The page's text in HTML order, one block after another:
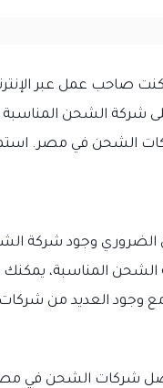
عمل عبر الإنترنت،
شركة الشحن
الشحن في مصر. استمر
الضروري وجود شركة
المناسبة، يمكنك
وجود العديد من
شركات الشحن في